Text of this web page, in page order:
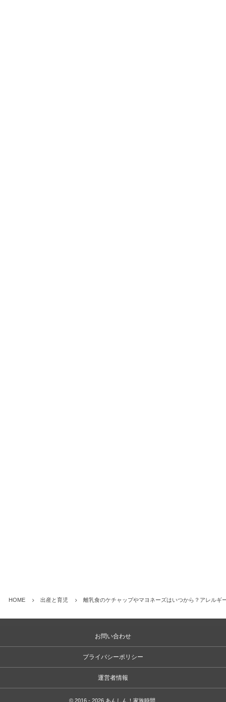
HOME 出産と育児 離乳食のケチャップやマヨネーズはいつから？アレルギ
お問い合わせ
プライバシーポリシー
運営者情報
© 2016 - 2026 あんしん！家族時間